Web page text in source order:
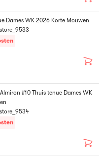
Dames WK 2026 Korte Mouwen
#10 Thuis tenue Dames WK